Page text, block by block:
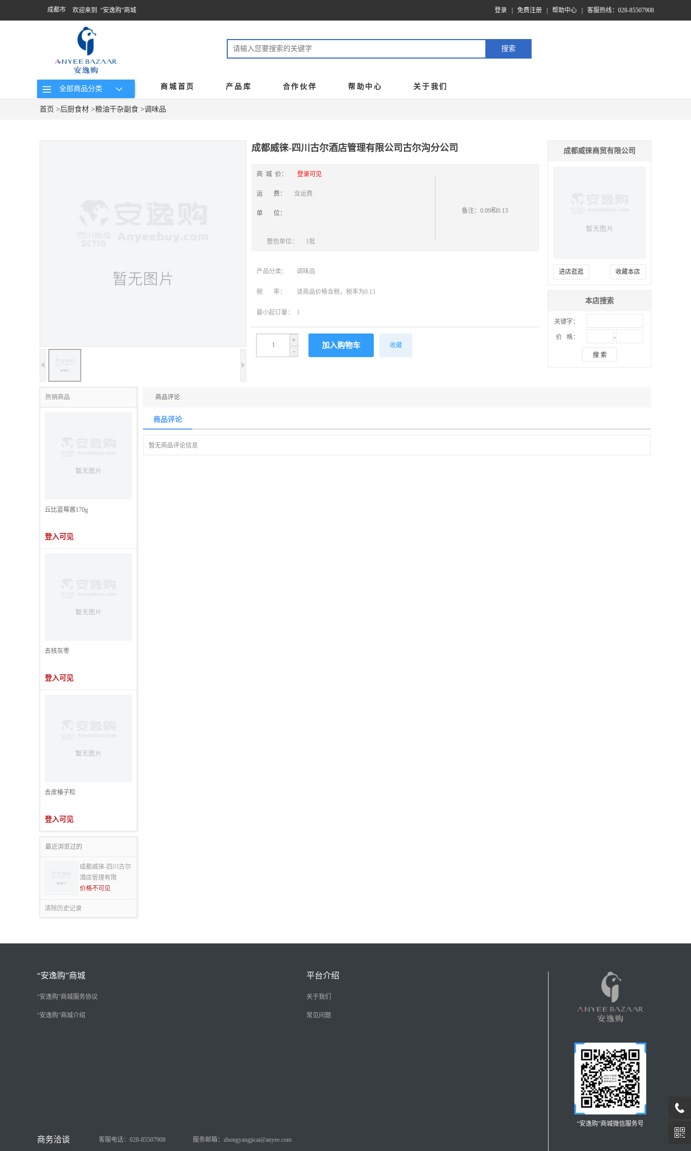
成都市 欢迎来到 “安逸购”商城 登录 免费注册 帮助中心 客服热线：028-85507908
全部商品分类 商城首页 产品库 合作伙伴 帮助中心 关于我们
首页 >后厨食材 >粮油干杂副食 >调味品
成都威徕-四川古尔酒店管理有限公司古尔沟分公司
商 城 价： 登录可见
运 费： 含运费
单 位：
整包单位： 1批
备注：0.09和0.13
产品分类： 调味品
税 率： 该商品价格含税，税率为0.13
最小起订量： 1
-
+
收藏
成都威徕商贸有限公司
进店逛逛 收藏本店
本店搜索
关键字：
价 格： -
搜 索
热销商品
丘比蓝莓酱170g
登入可见
去核灰枣
登入可见
去皮榛子粒
登入可见
最近浏览过的
成都威徕-四川古尔
酒店管理有限
价格不可见
清除历史记录
商品评论
商品评论
暂无商品评论信息
“安逸购”商城
“安逸购”商城服务协议
“安逸购”商城介绍
平台介绍
关于我们
常见问题
“安逸购”商城微信服务号
客服电话：028-85507908 服务邮箱：zhongyangjicai@anyee.com